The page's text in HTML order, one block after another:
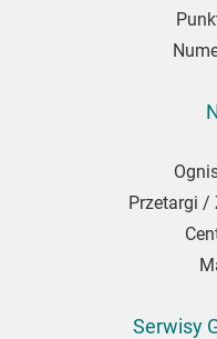
Przetargi /
Serwisy